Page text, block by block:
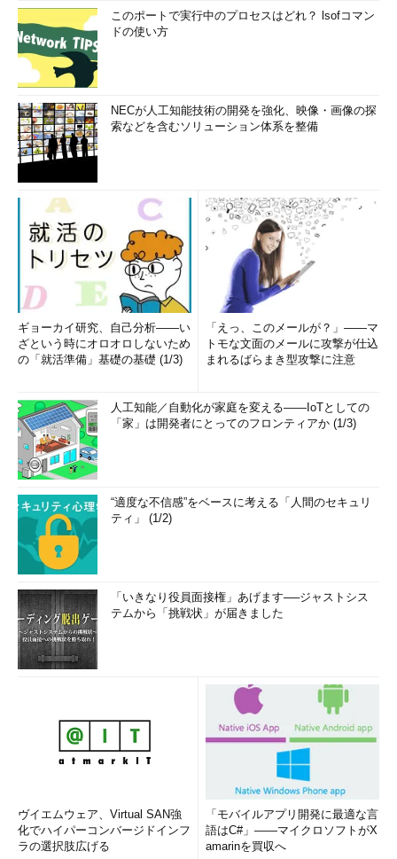
このポートで実行中のプロセスはどれ？ lsofコマン
ドの使い方
NECが人工知能技術の開発を強化、映像・画像の探
索などを含むソリューション体系を整備
ギョーカイ研究、自己分析――い
ざという時にオロオロしないため
の「就活準備」基礎の基礎 (1/3)
「えっ、このメールが？」――マ
トモな文面のメールに攻撃が仕込
まれるばらまき型攻撃に注意
人工知能／自動化が家庭を変える――IoTとしての
「家」は開発者にとってのフロンティアか (1/3)
“適度な不信感”をベースに考える「人間のセキュリ
ティ」 (1/2)
「いきなり役員面接権」あげます──ジャストシス
テムから「挑戦状」が届きました
ヴイエムウェア、Virtual SAN強
化でハイパーコンバージドインフ
ラの選択肢広げる
「モバイルアプリ開発に最適な言
語はC#」――マイクロソフトがX
amarinを買収へ